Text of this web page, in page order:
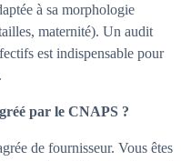
à sa morphologie
maternité). Un audit
est indispensable pour
par le CNAPS ?
de fournisseur. Vous êtes